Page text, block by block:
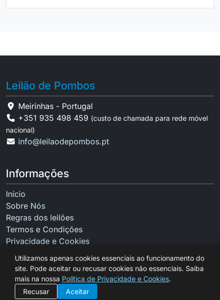
Leilão de Pombos
Meirinhas - Portugal
+351 935 498 459 (custo de chamada para rede móvel
nacional)
info@leilaodepombos.pt
Informações
Início
Sobre Nós
Regras dos leilões
Termos e Condições
Privacidade e Cookies
Copyright © 2026 Leilão de Pombos
Utilizamos apenas cookies essenciais ao funcionamento do
site. Pode aceitar ou recusar cookies não essenciais. Saiba
mais na nossa Política de Privacidade e Cookies.
Recusar
Aceitar